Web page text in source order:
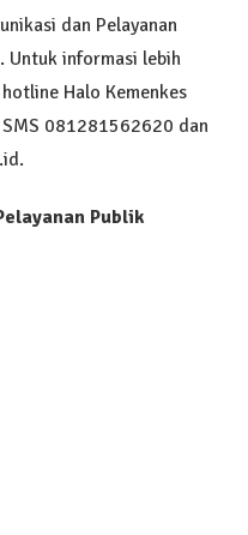
dan Pelayanan
Untuk informasi lebih
Halo Kemenkes
081281562620 dan
Publik